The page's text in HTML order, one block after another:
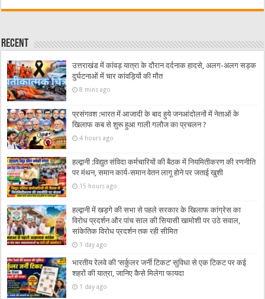
Recent
उत्तराखंड में कांवड़ यात्रा के दौरान दर्दनाक हादसे, अलग-अलग सड़क
दुर्घटनाओं में चार कांवड़ियों की मौत
8 mins ago
प्रसंगवश :भारत में आजादी के बाद हुये जनआंदोलनों में नेताओं के
खिलाफ कब से शुरू हुआ गाली गलौज का प्रचलन ?
4 hours ago
हल्द्वानी :विद्युत संविदा कर्मचारियों की बैठक में नियमितीकरण की रणनीति
पर मंथन, समान कार्य-समान वेतन लागू होने पर जताई खुशी
15 hours ago
हल्द्वानी में खड़गे की सभा से पहले सरकार के खिलाफ कांग्रेस का
विरोध प्रदर्शन और पांच साल की सियासी खामोशी पर उठे सवाल,
सांकेतिक विरोध प्रदर्शन तक रही सीमित
1 day ago
भारतीय रेलवे की ‘सर्कुलर जर्नी टिकट’ सुविधा से एक टिकट पर कई
शहरों की यात्रा, जानिए कैसे मिलेगा फायदा
1 day ago